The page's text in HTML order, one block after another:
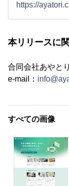
https://
本リリースに
合同会社あやと
e-mail：
すべての画像